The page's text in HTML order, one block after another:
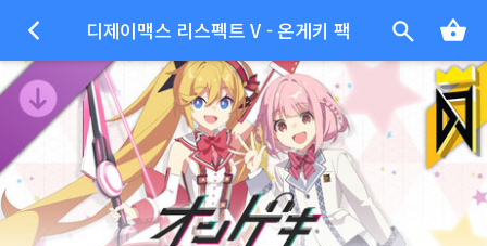
디제이맥스 리스펙트 V - 온게키 팩